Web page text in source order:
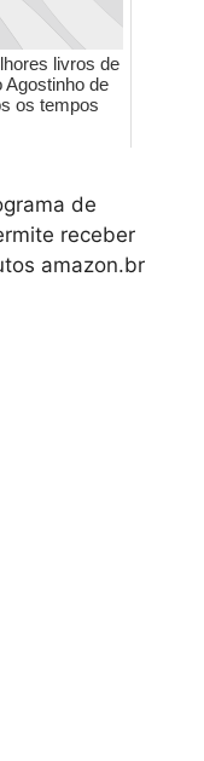
livros de
Agostinho de
os tempos
de
receber
amazon.br